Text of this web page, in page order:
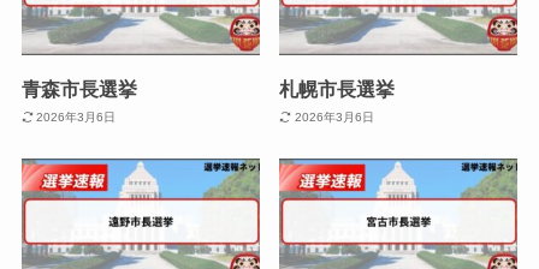
青森市長選挙
2026年3月6日
札幌市長選挙
2026年3月6日